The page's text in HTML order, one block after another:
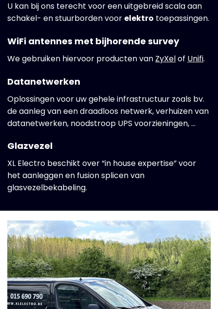
U kan bij ons terecht voor een uitgebreid scala aan
schakel- en stuurborden voor elektro toepassingen.
WiFi antennes met bijhorende survey
We gebruiken hiervoor producten van ZyXelof Unifi.
Datanetwerken
Oplossingen voor uw gehele infrastructuur zoals bv.
de aanleg van een draadloos netwerk, verhuizen van
datanetwerken, noodstroop UPS voorzieningen, …
Glazvezel
XL Electro beschikt over “in house expertise” voor
het aanleggen en fusion splicen van
glasvezelbekabeling.